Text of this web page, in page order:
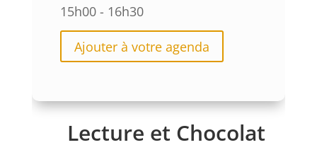
15h00 - 16h30
Ajouter à votre agenda
Lecture et Chocolat